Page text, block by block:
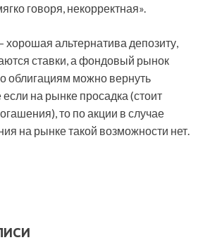
говоря, некорректная».
альтернатива депозиту,
ставки, а фондовый рынок
облигациям можно вернуть
на рынке просадка (стоит
то по акции в случае
на рынке такой возможности нет.